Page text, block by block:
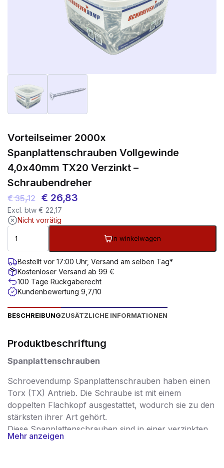
Vorteilseimer 2000x
Spanplattenschrauben Vollgewinde
4,0x40mm TX20 Verzinkt –
Schraubendreher
€35,12 Ursprünglicher
Preis
war:
€ 26,83
ist:
€ 26,83.
Excl. btw € 22,17
Nicht vorrätig
In winkelwagen
Bestellt vor 17:00 Uhr, Versand am selben Tag*
Kostenloser Versand ab 99 €
100 Tage Rückgaberecht
Kundenbewertung 9,7/10
BESCHREIBUNGZUSÄTZLICHE INFORMATIONEN
Produktbeschriftung
Spanplattenschrauben
Schroevendump Spanplattenschrauben haben einen
Torx (TX) Antrieb. Die Schraube ist mit einem
doppelten Flachkopf ausgestattet, wodurch sie zu den
stärksten ihrer Art gehört.
Diese Spanplattenschrauben sind in einer verzinkten
Ausführung erhältlich.
Mehr anzeigen